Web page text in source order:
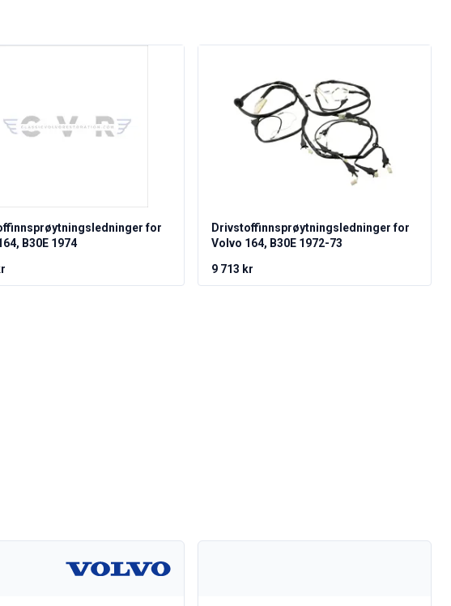
for
B30E 1974
Drivstoffinnsprøytningsledninger for
Volvo 164, B30E 1972-73
9 713 kr